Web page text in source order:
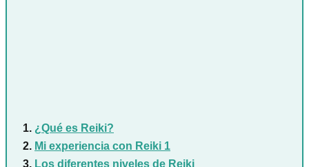
¿Qué es Reiki?
Mi experiencia con Reiki 1
Los diferentes niveles de Reiki